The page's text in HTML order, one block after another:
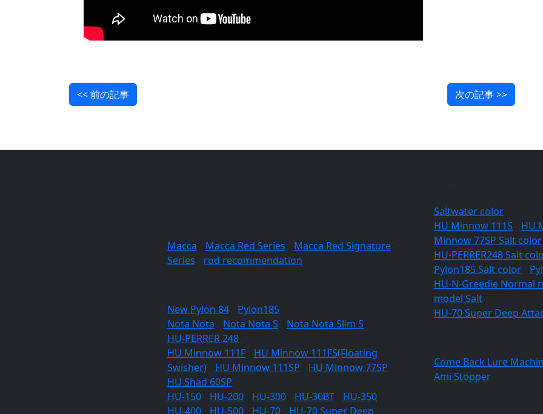
<< 前の記事 次の記事 >>
Macca Macca Red Series
Macca Red Signature
Series
rod recommendation
New Pylon 84
Pylon185
Nota Nota
Nota Nota S
Nota Nota Slim S
HU-PERRER 248
HU Minnow 111F
HU Minnow 111FS(Floating
Swisher)
HU Minnow 111SP
HU Minnow 77SP
HU Shad 60SP
HU-150
HU-200 HU-300 HU-30BT HU-350
HU-400
HU-500 HU-70
HU-70 Super Deep
Saltwater color
HU Minnow 111S
HU
Minnow 77SP Salt color
HU-PERRER248 Salt
Pylon185 Salt color
HU-N-Greedie Normal
model Salt
HU-70 Super Deep
Come Back Lure
Ami Stopper